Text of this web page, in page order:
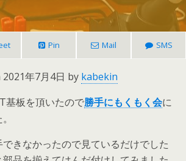
Pin Mail SMS
年7月4日 by kabekin
基板を頂いたので勝手にもくもく会に
きなかったので見ているだけでした